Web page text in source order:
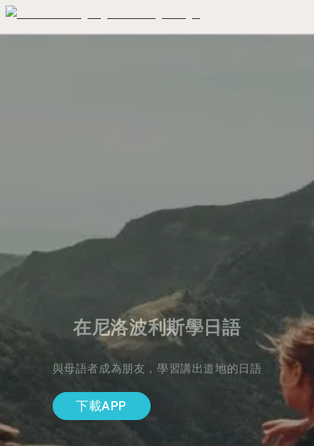
在尼洛波利斯學日語
與母語者成為朋友，學習講出道地的日語
下載APP